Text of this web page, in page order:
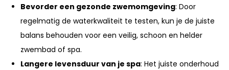
Bevorder een gezonde zwemomgeving: Door
regelmatig de waterkwaliteit te testen, kun je de juiste
balans behouden voor een veilig, schoon en helder
zwembad of spa.
Langere levensduur van je spa: Het juiste onderhoud